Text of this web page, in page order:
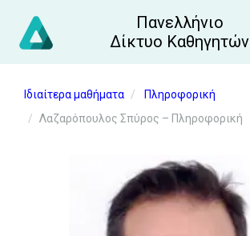
Πανελλήνιο
Δίκτυο Καθηγητών
Ιδιαίτερα μαθήματα
Πληροφορική
Λαζαρόπουλος Σπύρος – Πληροφορική